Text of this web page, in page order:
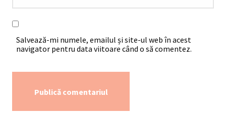
Salvează-mi numele, emailul și site-ul web în acest
navigator pentru data viitoare când o să comentez.